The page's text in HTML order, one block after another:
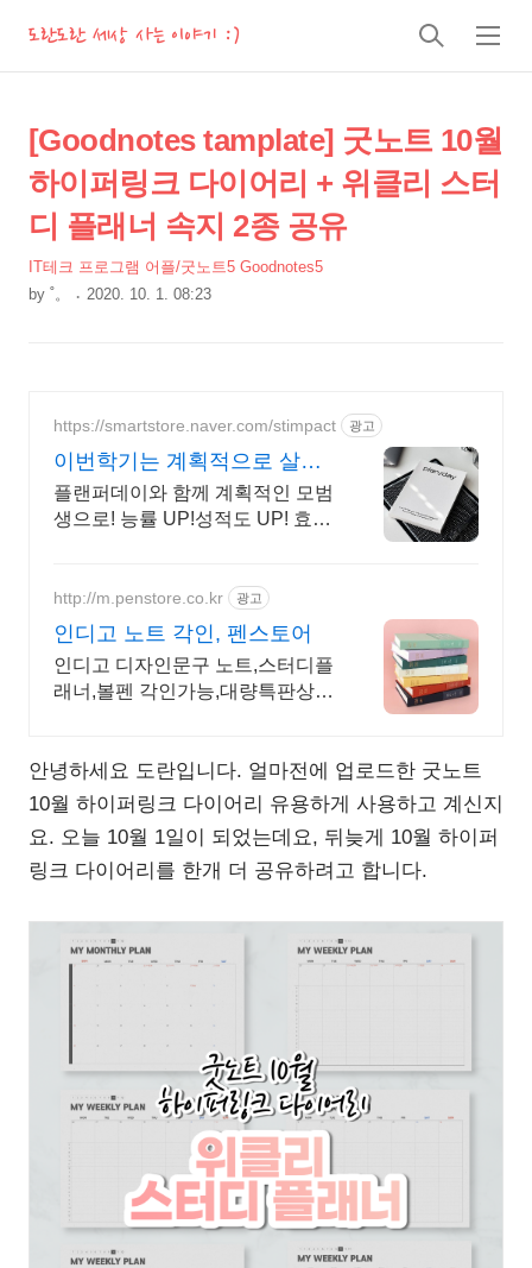
도란도란 세상 사는 이야기 :)
검
메
상
세
컨
텐
츠
본
문
제
목
[Goodnotes tamplate] 굿노트 10월
하이퍼링크 다이어리 + 위클리 스터
디 플래너 속지 2종 공유
IT테크 프로그램 어플/굿노트5 Goodnotes5
by ˚。 2020. 10. 1. 08:23
https://smartstore.naver.com/stimpact 광고
이번학기는 계획적으로 살자!
하루를 효율적으로 완벽하게
플랜퍼데이와 함께 계획적인 모범
생으로! 능률 UP!성적도 UP! 효율
보세요!
http://m.penstore.co.kr 광고
인디고 노트 각인, 펜스토어
인디고 디자인문구 노트,스터디플
래너,볼펜 각인가능,대량특판상
안녕하세요 도란입니다. 얼마전에 업로드한 굿노트
10월 하이퍼링크 다이어리 유용하게 사용하고 계신지
요. 오늘 10월 1일이 되었는데요, 뒤늦게 10월 하이퍼
링크 다이어리를 한개 더 공유하려고 합니다.